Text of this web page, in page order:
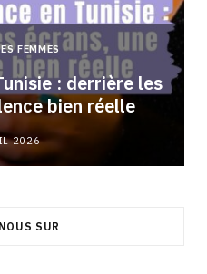
FEMMES
: derrière les
bien réelle
2026
SUR